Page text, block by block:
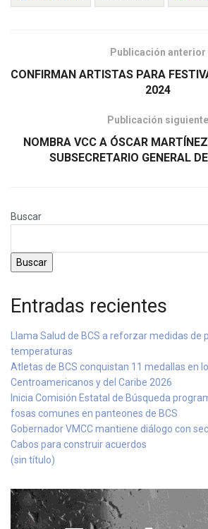
Publicación anterior
CONFIRMAN ARTISTAS PARA
2024
Publicación siguiente
NOMBRA VCC A ÓSCAR
SUBSECRETARIO GENERAL
Buscar
Buscar
Entradas recientes
Llama Salud de BCS a reforzar medidas de
temperaturas
Atletas de BCS conquistan 11 medallas en
Centroamericanos y del Caribe 2026
Inicia Comisión Estatal de Búsqueda
fosas comunes en panteones de BCS
Gobernador VMCC mantiene diálogo con
Cabos para construir acuerdos
(sin título)